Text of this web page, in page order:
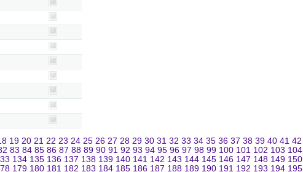
19 20 21 22 23 24 25 26 27 28 29 30 31 32 33 34 35 36 37 38 39 40 41 42
83 84 85 86 87 88 89 90 91 92 93 94 95 96 97 98 99 100 101 102 103 104
134 135 136 137 138 139 140 141 142 143 144 145 146 147 148 149 150
179 180 181 182 183 184 185 186 187 188 189 190 191 192 193 194 195